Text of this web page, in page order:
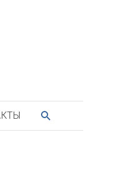
ПОИСК